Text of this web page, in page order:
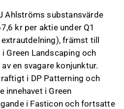
Ahlströms substansvärde
kr per aktie under Q1
främst till
Green Landscaping och
en svagare konjunktur.
i DP Patterning och
innehavet i Green
i Fasticon och fortsatte